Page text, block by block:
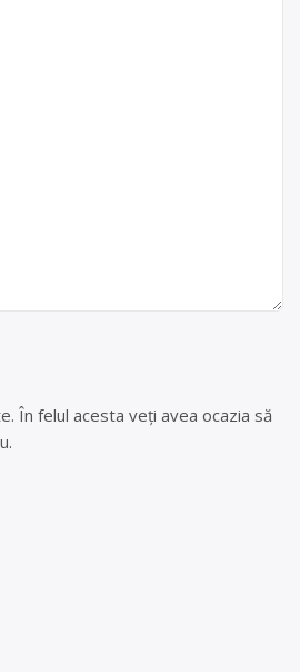
În felul acesta veți avea ocazia să